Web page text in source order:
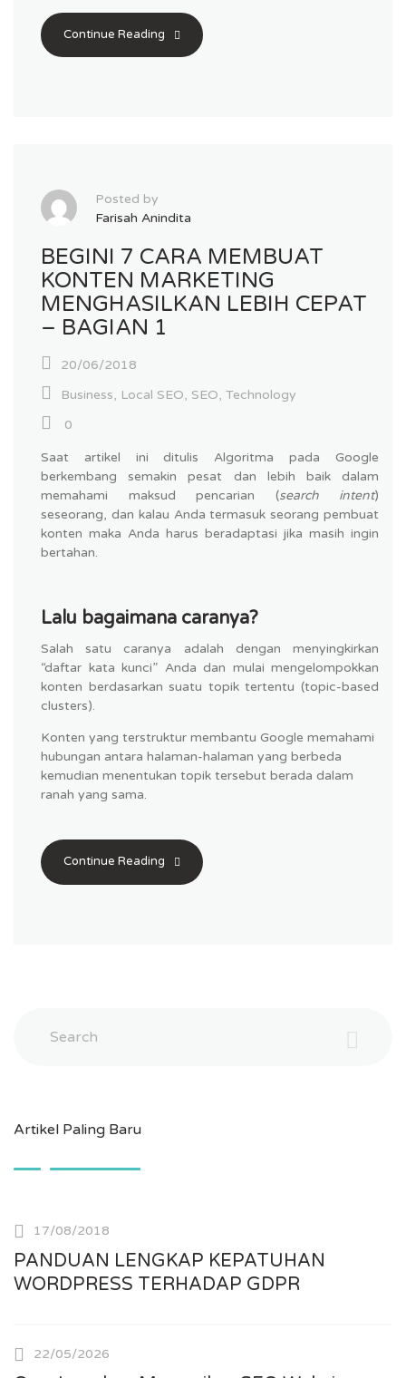
Continue Reading
Posted by
Farisah Anindita
BEGINI 7 CARA MEMBUAT
KONTEN MARKETING
MENGHASILKAN LEBIH CEPAT
– BAGIAN 1
20/06/2018
Business, Local SEO, SEO, Technology
0
Saat artikel ini ditulis Algoritma pada Google
berkembang semakin pesat dan lebih baik dalam
memahami maksud pencarian (search intent)
seseorang, dan kalau Anda termasuk seorang pembuat
konten maka Anda harus beradaptasi jika masih ingin
bertahan.
Lalu bagaimana caranya?
Salah satu caranya adalah dengan menyingkirkan
“daftar kata kunci” Anda dan mulai mengelompokkan
konten berdasarkan suatu topik tertentu (topic-based
clusters).
Konten yang terstruktur membantu Google memahami
hubungan antara halaman-halaman yang berbeda
kemudian menentukan topik tersebut berada dalam
ranah yang sama.
Continue Reading
Artikel Paling Baru
17/08/2018
PANDUAN LENGKAP KEPATUHAN
WORDPRESS TERHADAP GDPR
22/05/2026